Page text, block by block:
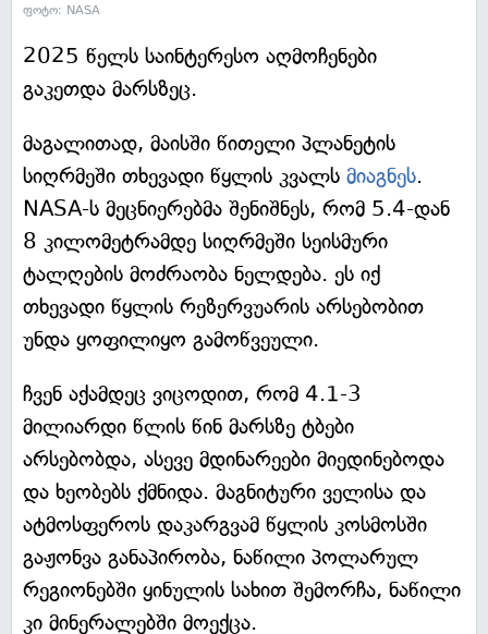
ფოტო: NASA
2025 წელს საინტერესო აღმოჩენები
გაკეთდა მარსზეც.
მაგალითად, მაისში წითელი პლანეტის
სიღრმეში თხევადი წყლის კვალს მიაგნეს.
NASA-ს მეცნიერებმა შენიშნეს, რომ 5.4-დან
8 კილომეტრამდე სიღრმეში სეისმური
ტალღების მოძრაობა ნელდება. ეს იქ
თხევადი წყლის რეზერვუარის არსებობით
უნდა ყოფილიყო გამოწვეული.
ჩვენ აქამდეც ვიცოდით, რომ 4.1-3
მილიარდი წლის წინ მარსზე ტბები
არსებობდა, ასევე მდინარეები მიედინებოდა
და ხეობებს ქმნიდა. მაგნიტური ველისა და
ატმოსფეროს დაკარგვამ წყლის კოსმოსში
გაჟონვა განაპირობა, ნაწილი პოლარულ
რეგიონებში ყინულის სახით შემორჩა, ნაწილი
კი მინერალებში მოექცა.